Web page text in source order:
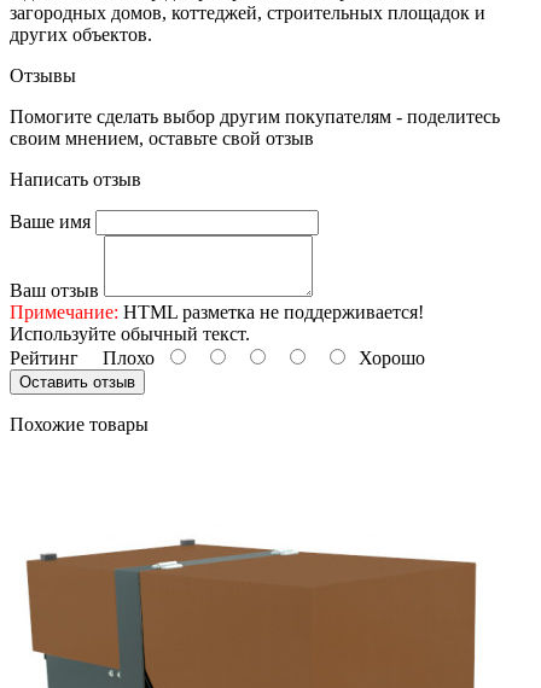
загородных домов, коттеджей, строительных площадок и
других объектов.
Отзывы
Помогите сделать выбор другим покупателям - поделитесь
своим мнением, оставьте свой отзыв
Написать отзыв
Ваше имя
Ваш отзыв
Примечание: HTML разметка не поддерживается!
Используйте обычный текст.
Рейтинг Плохо Хорошо
Оставить отзыв
Похожие товары